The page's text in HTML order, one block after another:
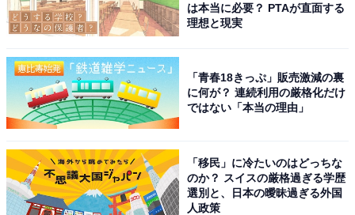
ペコちゃんの歴史を紹介するコーナーでは、衝撃の事実
が発覚。初代ペコちゃん人形は、紙の張り子で現在のペ
コちゃんとはまったく顔が違うのです！ が、ぺろりと舌
を出したその表情は現代に続くペコちゃんに通じていま
す。水兵さんのファッションに身を包んだ張り子のペコ
このほか、1970年代後半に店頭に置かれていたペコちゃ
は本当に必要？ PTAが直面する
理想と現実
「青春18きっぷ」販売激減の裏
に何が？ 連続利用の厳格化だけ
ではない「本当の理由」
「移民」に冷たいのはどっちな
のか？ スイスの厳格過ぎる学歴
選別と、日本の曖昧過ぎる外国
人政策